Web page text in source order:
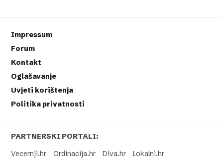
Impressum
Forum
Kontakt
Oglašavanje
Uvjeti korištenja
Politika privatnosti
PARTNERSKI PORTALI:
Vecernji.hr
Ordinacija.hr Diva.hr
Lokalni.hr